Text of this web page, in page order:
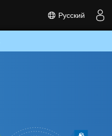
Русский